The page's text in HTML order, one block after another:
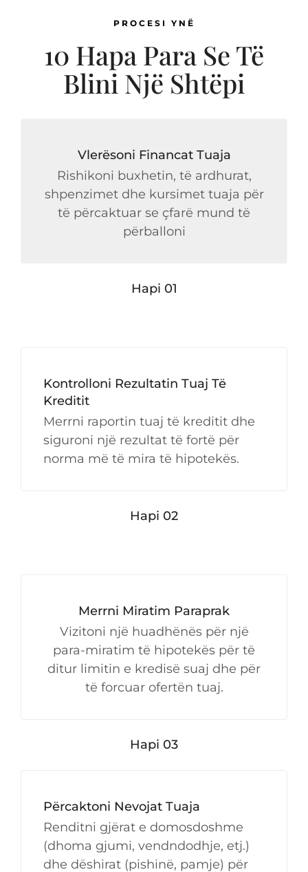
PROCESI YNË
10 Hapa Para Se Të
Blini Një Shtëpi
Vlerësoni Financat Tuaja
Rishikoni buxhetin, të ardhurat,
shpenzimet dhe kursimet tuaja për
të përcaktuar se çfarë mund të
përballoni
Hapi 01
Hapi 02
Kontrolloni Rezultatin Tuaj Të
Kreditit
Merrni raportin tuaj të kreditit dhe
siguroni një rezultat të fortë për
norma më të mira të hipotekës.
Merrni Miratim Paraprak
Vizitoni një huadhënës për një
para-miratim të hipotekës për të
ditur limitin e kredisë suaj dhe për
të forcuar ofertën tuaj.
Hapi 03
Përcaktoni Nevojat Tuaja
Renditni gjërat e domosdoshme
(dhoma gjumi, vendndodhje, etj.)
dhe dëshirat (pishinë, pamje) për